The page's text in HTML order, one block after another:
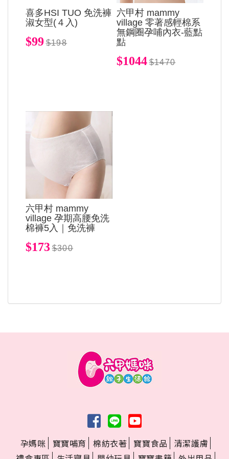
喜多HSI TUO 免洗褲
淑女型(４入)
$99 $198
六甲村 mammy
village 零著感輕棉系
無鋼圈孕哺內衣-藍點
點
$1044 $1470
六甲村 mammy
village 孕期高腰免洗
棉褲5入｜免洗褲
$173 $300
孕媽咪 寶寶哺育 棉紡衣著 寶寶食品
清潔護膚